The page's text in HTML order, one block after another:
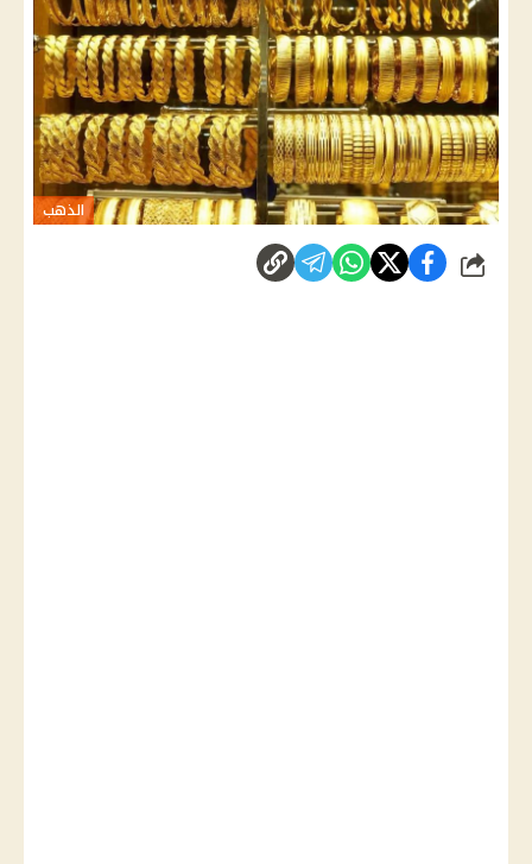
الذهب
شارك